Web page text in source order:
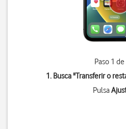
Paso 1
1. Busca "Transferir o
Pulsa